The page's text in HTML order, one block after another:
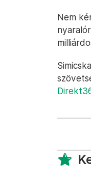
Nem